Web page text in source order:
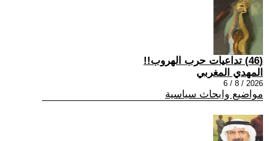
(46) تداعيات حرب الهروب!!
المهدي المغربي
2026 / 8 / 6
مواضيع وابحاث سياسية